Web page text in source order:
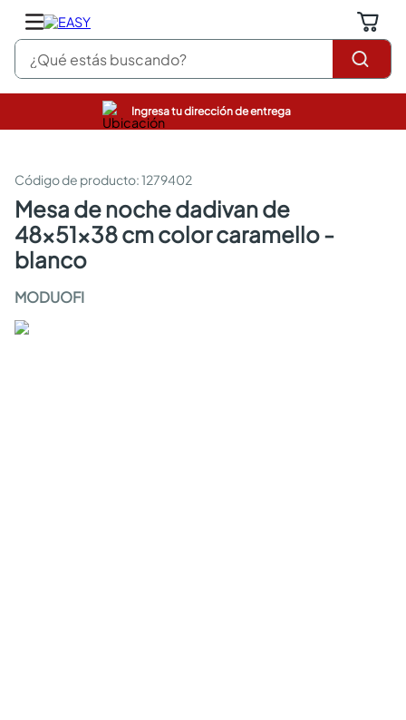
¿Qué estás buscando?
Ingresa tu dirección de entrega
:1279402
mesa de noche dadivan de
48x51x38 cm color caramello -
blanco
MODUOFI
pinturas
sanitarios
comedor
escritorio
pisos
armarios closet
comedores